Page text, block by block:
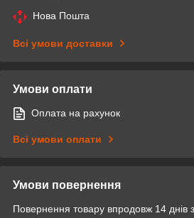
Нова Пошта
Всі умови доставки
Умови оплати
Оплата на рахунок
Всі умови оплати
Умови повернення
Повернення товару впродовж 14 днів